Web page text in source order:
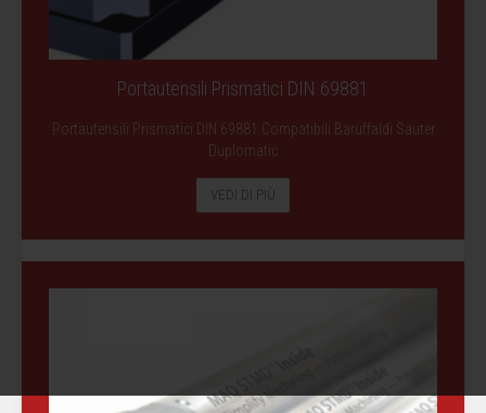
Portautensili Prismatici DIN 69881
Portautensili Prismatici DIN 69881 Compatibili Baruffaldi Sauter
Duplomatic
VEDI DI PIÙ